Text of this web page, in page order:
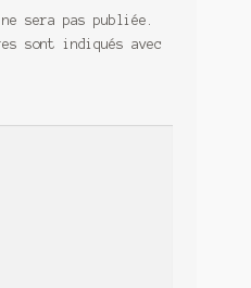
sera pas publiée.
sont indiqués avec